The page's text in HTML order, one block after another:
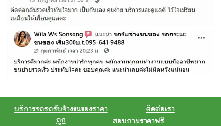
บริการรถรถรับจ้างขนของราคา
ถูก
ติดต่อเรา
สอบถามราคาฟรี